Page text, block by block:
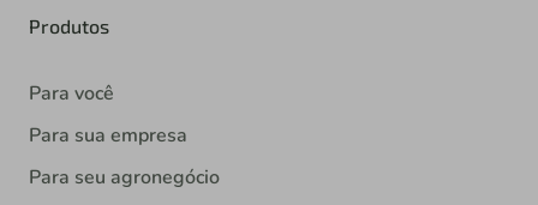
Produtos
Para você
Para sua empresa
Para seu agronegócio